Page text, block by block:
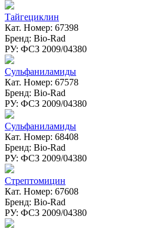
Тайгециклин
Кат. Номер: 67398
Бренд: Bio-Rad
РУ: ФСЗ 2009/04380
Сульфаниламиды
Кат. Номер: 67578
Бренд: Bio-Rad
РУ: ФСЗ 2009/04380
Сульфаниламиды
Кат. Номер: 68408
Бренд: Bio-Rad
РУ: ФСЗ 2009/04380
Стрептомицин
Кат. Номер: 67608
Бренд: Bio-Rad
РУ: ФСЗ 2009/04380